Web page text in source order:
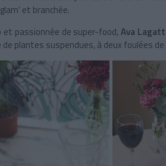
et branchée.
passionnée de super-food, Ava
plantes suspendues, à deux foulées de